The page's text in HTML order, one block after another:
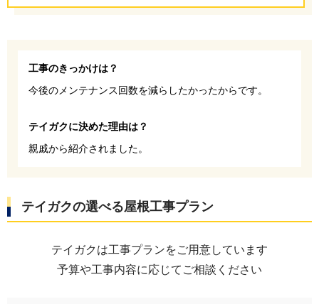
工事のきっかけは？
今後のメンテナンス回数を減らしたかったからです。
テイガクに決めた理由は？
親戚から紹介されました。
テイガクの選べる屋根工事プラン
テイガクは工事プランをご用意しています
予算や工事内容に応じてご相談ください